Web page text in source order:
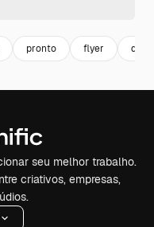
pronto flyer
seu melhor trabalho.
criativos, empresas,